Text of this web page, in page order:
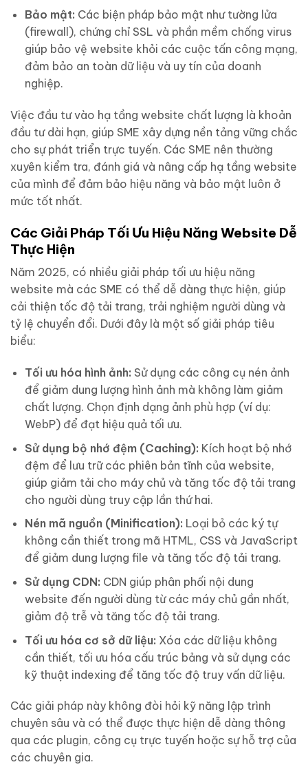
Bảo mật: Các biện pháp bảo mật như tường lửa
(firewall), chứng chỉ SSL và phần mềm chống virus
giúp bảo vệ website khỏi các cuộc tấn công mạng,
đảm bảo an toàn dữ liệu và uy tín của doanh
nghiệp.
Việc đầu tư vào hạ tầng website chất lượng là khoản
đầu tư dài hạn, giúp SME xây dựng nền tảng vững chắc
cho sự phát triển trực tuyến. Các SME nên thường
xuyên kiểm tra, đánh giá và nâng cấp hạ tầng website
của mình để đảm bảo hiệu năng và bảo mật luôn ở
mức tốt nhất.
Các Giải Pháp Tối Ưu Hiệu Năng Website Dễ
Thực Hiện
Năm 2025, có nhiều giải pháp tối ưu hiệu năng
website mà các SME có thể dễ dàng thực hiện, giúp
cải thiện tốc độ tải trang, trải nghiệm người dùng và
tỷ lệ chuyển đổi. Dưới đây là một số giải pháp tiêu
biểu:
Tối ưu hóa hình ảnh: Sử dụng các công cụ nén ảnh
để giảm dung lượng hình ảnh mà không làm giảm
chất lượng. Chọn định dạng ảnh phù hợp (ví dụ:
WebP) để đạt hiệu quả tối ưu.
Sử dụng bộ nhớ đệm (Caching): Kích hoạt bộ nhớ
đệm để lưu trữ các phiên bản tĩnh của website,
giúp giảm tải cho máy chủ và tăng tốc độ tải trang
cho người dùng truy cập lần thứ hai.
Nén mã nguồn (Minification): Loại bỏ các ký tự
không cần thiết trong mã HTML, CSS và JavaScript
để giảm dung lượng file và tăng tốc độ tải trang.
Sử dụng CDN: CDN giúp phân phối nội dung
website đến người dùng từ các máy chủ gần nhất,
giảm độ trễ và tăng tốc độ tải trang.
Tối ưu hóa cơ sở dữ liệu: Xóa các dữ liệu không
cần thiết, tối ưu hóa cấu trúc bảng và sử dụng các
kỹ thuật indexing để tăng tốc độ truy vấn dữ liệu.
Các giải pháp này không đòi hỏi kỹ năng lập trình
chuyên sâu và có thể được thực hiện dễ dàng thông
qua các plugin, công cụ trực tuyến hoặc sự hỗ trợ của
các chuyên gia.